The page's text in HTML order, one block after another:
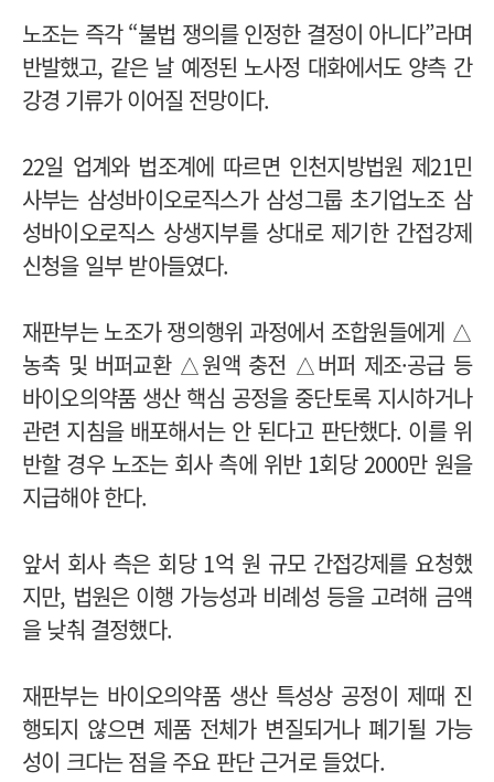
노조는 즉각 “불법 쟁의를 인정한 결정이 아니다”라며
반발했고, 같은 날 예정된 노사정 대화에서도 양측 간
강경 기류가 이어질 전망이다.
22일 업계와 법조계에 따르면 인천지방법원 제21민
사부는 삼성바이오로직스가 삼성그룹 초기업노조 삼
성바이오로직스 상생지부를 상대로 제기한 간접강제
신청을 일부 받아들였다.
재판부는 노조가 쟁의행위 과정에서 조합원들에게 △
농축 및 버퍼교환 △원액 충전 △버퍼 제조·공급 등
바이오의약품 생산 핵심 공정을 중단토록 지시하거나
관련 지침을 배포해서는 안 된다고 판단했다. 이를 위
반할 경우 노조는 회사 측에 위반 1회당 2000만 원을
지급해야 한다.
앞서 회사 측은 회당 1억 원 규모 간접강제를 요청했
지만, 법원은 이행 가능성과 비례성 등을 고려해 금액
을 낮춰 결정했다.
재판부는 바이오의약품 생산 특성상 공정이 제때 진
행되지 않으면 제품 전체가 변질되거나 폐기될 가능
성이 크다는 점을 주요 판단 근거로 들었다.